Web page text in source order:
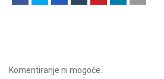
Komentiranje ni mogoče.